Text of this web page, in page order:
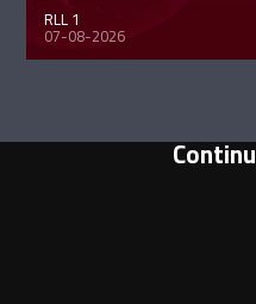
RLL 1
07-08-2026